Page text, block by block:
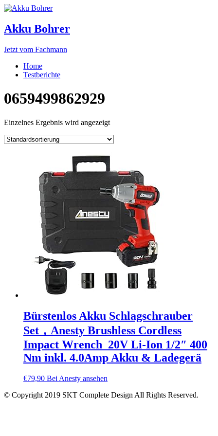
Akku Bohrer
Jetzt vom Fachmann
Home
Testberichte
0659499862929
Einzelnes Ergebnis wird angezeigt
Bürstenlos Akku Schlagschrauber
Set，Anesty Brushless Cordless
Impact Wrench 20V Li-Ion 1/2″ 400
Nm inkl. 4.0Amp Akku & Ladegerä
€79,90 Bei Anesty ansehen
© Copyright 2019 SKT Complete Design All Rights Reserved.